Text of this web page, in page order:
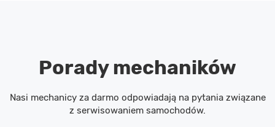
Porady mechaników
Nasi mechanicy za darmo odpowiadają na pytania związane
z serwisowaniem samochodów.